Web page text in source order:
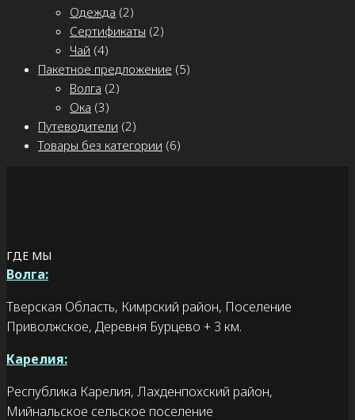
Одежда (2)
Сертификаты (2)
Чай (4)
Пакетное предложение (5)
Волга (2)
Ока (3)
Путеводители (2)
Товары без категории (6)
ГДЕ МЫ
Волга:
Тверская Область, Кимрский район, Поселение
Приволжское, Деревня Бурцево + 3 км.
Карелия:
Республика Карелия, Лахденпохский район,
Мийнальское сельское поселение